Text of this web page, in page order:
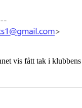
vis fått tak i klubbens